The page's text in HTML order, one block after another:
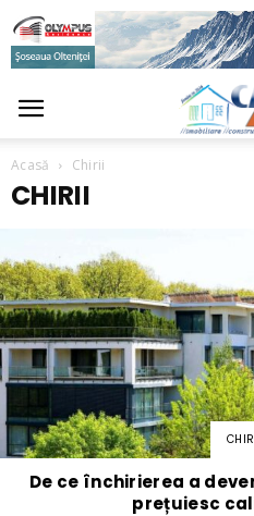
Acasă Chirii
CHIRII
De ce închirierea a
prețuiesc